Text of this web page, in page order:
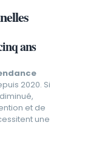
ans
2020. Si
et de
une